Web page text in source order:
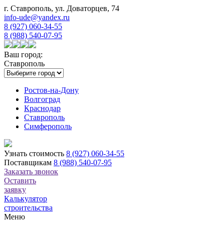
г. Ставрополь, ул. Доваторцев, 74
info-ude@yandex.ru
8 (927) 060-34-55
8 (988) 540-07-95
Ваш город:
Ставрополь
Ростов-на-Дону
Волгоград
Краснодар
Ставрополь
Симферополь
Узнать стоимость 8 (927) 060-34-55
Поставщикам 8 (988) 540-07-95
Заказать звонок
Оставить
заявку
Калькулятор
строительства
Меню